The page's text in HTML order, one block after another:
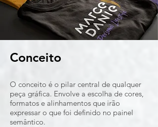
Conceito
O conceito é o pilar central de qualquer
peça gráfica. Envolve a escolha de cores,
formatos e alinhamentos que irão
expressar o que foi definido no painel
semântico.